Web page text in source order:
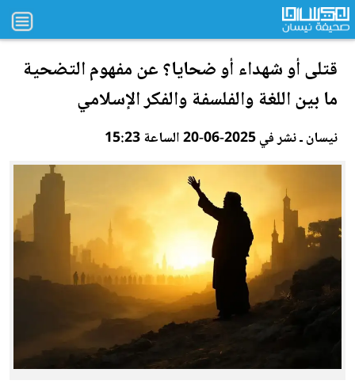
قتلى أو شهداء أو ضحايا؟ عن مفهوم التضحية
ما بين اللغة والفلسفة والفكر الإسلامي
نيسان ـ نشر في 2025-06-20 الساعة 15:23